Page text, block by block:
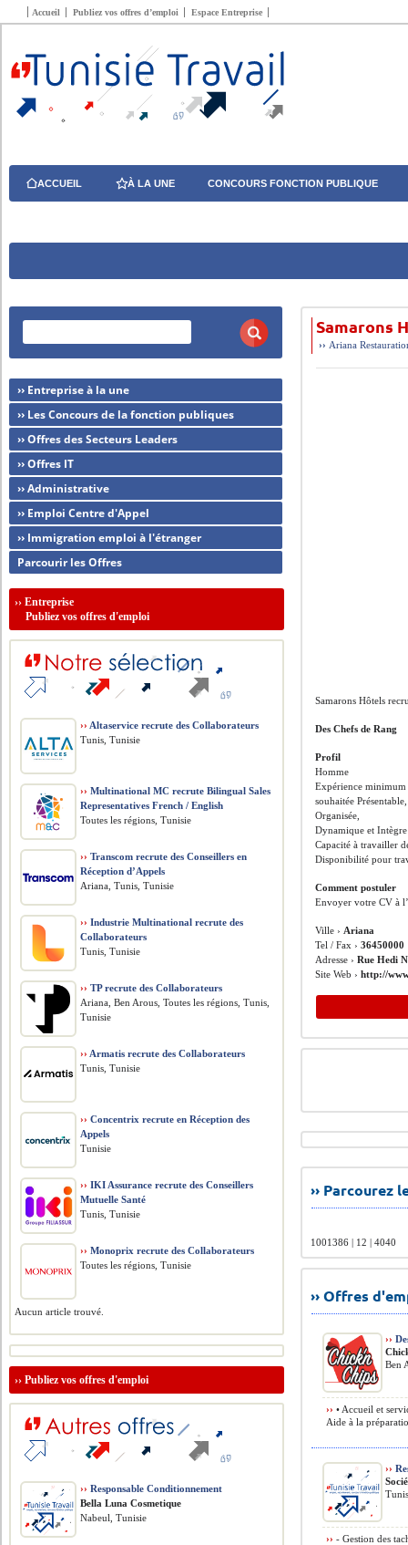
Accueil Publiez vos offres d’emploi Espace Entreprise
ACCUEIL À LA UNE CONCOURS FONCTION PUBLIQUE
Samarons
›› Ariana
Samarons Hôtels
Des Chefs de Rang
Profil
Homme
Expérience minimum
souhaitée Présentable,
Organisée,
Dynamique et
Capacité à travailler
Disponibilité pour
Comment postuler
Envoyer votre CV à
Ville › Ariana
Tel / Fax ›36450000
Adresse ›Rue Hedi
Site Web ›http://
››
1001386 | 12 | 4040
›› Offres
››
Ben
›› • Accueil et
Aide à la
››
›› - Gestion des
›› Entreprise à la une
›› Les Concours de la fonction publiques
›› Offres des Secteurs Leaders
›› Offres IT
›› Administrative
›› Emploi Centre d'Appel
›› Immigration emploi à l'étranger
Parcourir les Offres
››Entreprise
Publiez vos offres d'emploi
›› Altaservice recrute des Collaborateurs
Tunis, Tunisie
›› Multinational MC recrute Bilingual Sales
Representatives French / English
Toutes les régions, Tunisie
›› Transcom recrute des Conseillers en
Réception d’Appels
Ariana, Tunis, Tunisie
›› Industrie Multinational recrute des
Collaborateurs
Tunis, Tunisie
›› TP recrute des Collaborateurs
Ariana, Ben Arous, Toutes les régions, Tunis,
Tunisie
›› Armatis recrute des Collaborateurs
Tunis, Tunisie
›› Concentrix recrute en Réception des
Appels
Tunisie
›› IKI Assurance recrute des Conseillers
Mutuelle Santé
Tunis, Tunisie
›› Monoprix recrute des Collaborateurs
Toutes les régions, Tunisie
Aucun article trouvé.
››Publiez vos offres d'emploi
›› Responsable Conditionnement
Bella Luna Cosmetique
Nabeul, Tunisie